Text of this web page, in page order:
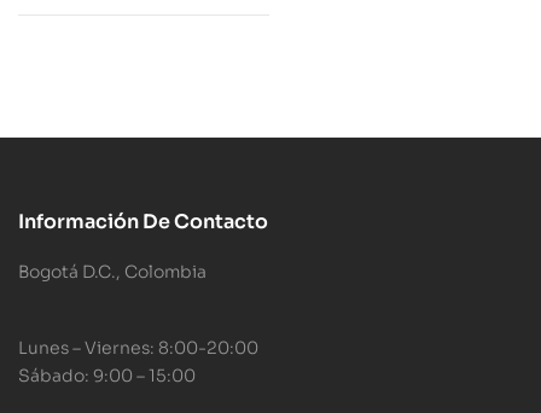
Información De Contacto
Bogotá D.C., Colombia
Lunes – Viernes: 8:00-20:00
Sábado: 9:00 – 15:00